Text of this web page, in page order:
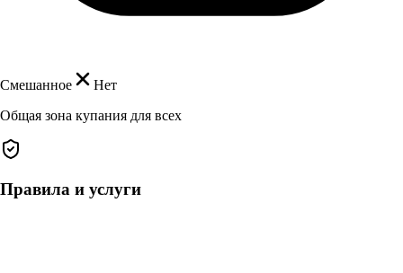
Смешанное
Нет
Общая зона купания для всех
Правила и услуги